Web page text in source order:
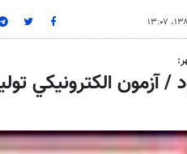
الكترونيكي